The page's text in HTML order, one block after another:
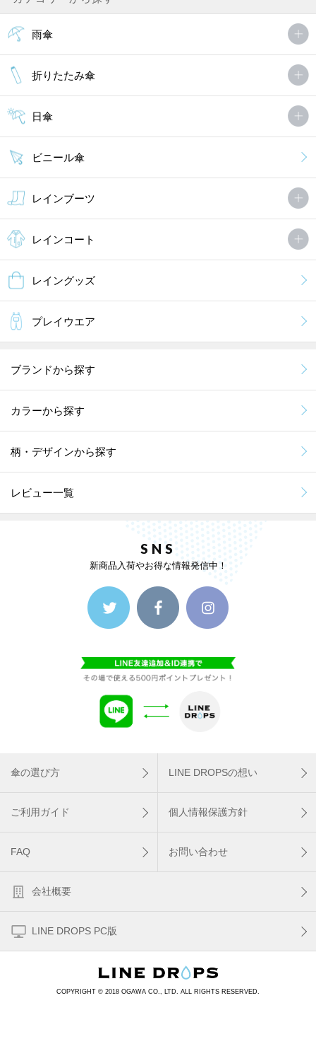
雨傘
折りたたみ傘
日傘
ビニール傘
レインブーツ
レインコート
レイングッズ
プレイウエア
ブランドから探す
カラーから探す
柄・デザインから探す
レビュー一覧
SNS
新商品入荷やお得な情報発信中！
傘の選び方 LINE DROPSの想い
ご利用ガイド 個人情報保護方針
FAQ お問い合わせ
会社概要
LINE DROPS PC版
COPYRIGHT © 2018 OGAWA CO., LTD. ALL RIGHTS RESERVED.